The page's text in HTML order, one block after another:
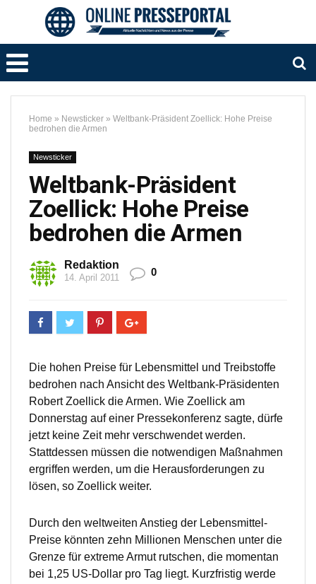
Home » Newsticker » Weltbank-Präsident Zoellick: Hohe Preise
bedrohen die Armen
Newsticker
Weltbank-Präsident
Zoellick: Hohe Preise
bedrohen die Armen
Redaktion
14. April 2011 0
Die hohen Preise für Lebensmittel und Treibstoffe
bedrohen nach Ansicht des Weltbank-Präsidenten
Robert Zoellick die Armen. Wie Zoellick am
Donnerstag auf einer Pressekonferenz sagte, dürfe
jetzt keine Zeit mehr verschwendet werden.
Stattdessen müssen die notwendigen Maßnahmen
ergriffen werden, um die Herausforderungen zu
lösen, so Zoellick weiter.
Durch den weltweiten Anstieg der Lebensmittel-
Preise könnten zehn Millionen Menschen unter die
Grenze für extreme Armut rutschen, die momentan
bei 1,25 US-Dollar pro Tag liegt. Kurzfristig werde